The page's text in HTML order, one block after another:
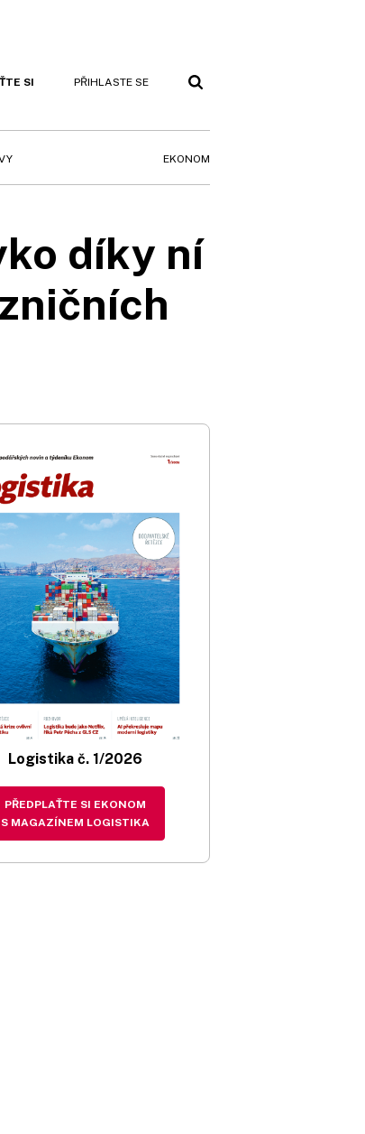
SI PŘIHLASTE SE
EKONOM
díky ní
Logistika č. 1/2026
PŘEDPLAŤTE SI EKONOM
S MAGAZÍNEM LOGISTIKA